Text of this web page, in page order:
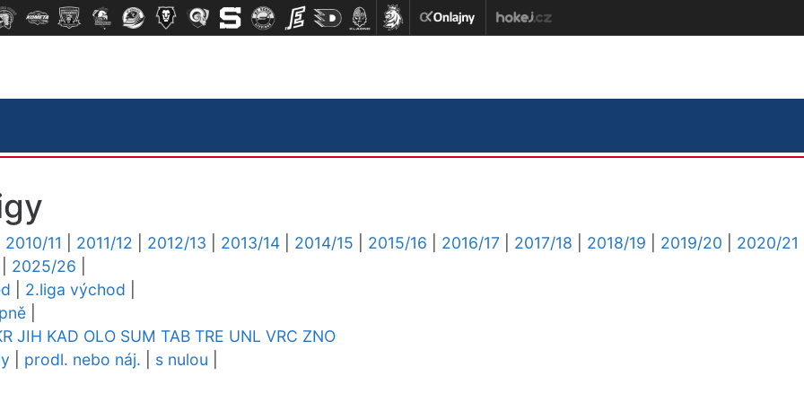
2010/11 2011/12 2012/13 2013/14 2014/15 2015/16 2016/17 2017/18 2018/19 2019/20
2020/21
2025/26
2.liga východ
JIH KAD OLO SUM TAB TRE UNL VRC ZNO
prodl. nebo náj. s nulou